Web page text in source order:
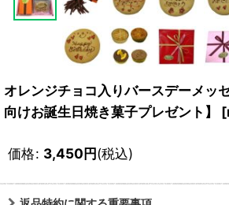
オレンジチョコ入りバースデーメッ
向けお誕生日焼き菓子プレゼント】
[
価格: 3,450円(税込)